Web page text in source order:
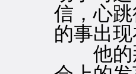
信，心
的事出
他的那